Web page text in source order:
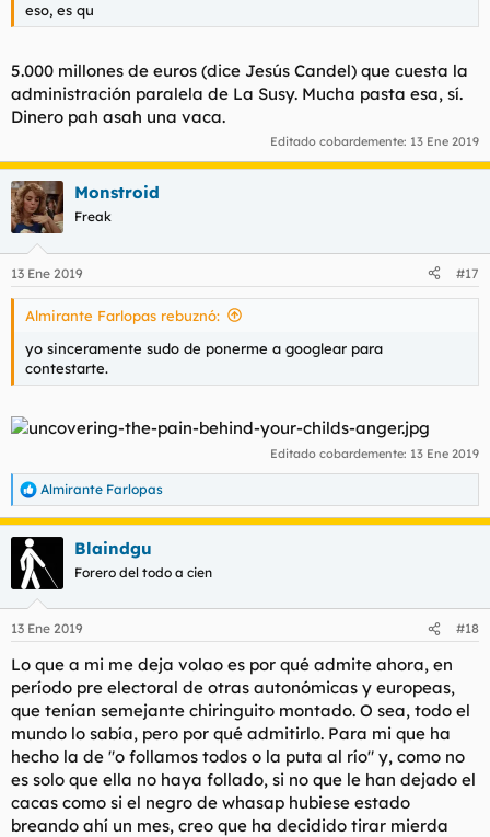
eso, es qu
5.000 millones de euros (dice Jesús Candel) que cuesta la
administración paralela de La Susy. Mucha pasta esa, sí.
Dinero pah asah una vaca.
Editado cobardemente: 13 Ene 2019
Monstroid
Freak
13 Ene 2019 #17
Almirante Farlopas rebuznó:
yo sinceramente sudo de ponerme a googlear para
contestarte.
Editado cobardemente: 13 Ene 2019
R
e
a
c
c
i
e
:
Almirante Farlopas
Blaindgu
Forero del todo a cien
13 Ene 2019 #18
Lo que a mi me deja volao es por qué admite ahora, en
período pre electoral de otras autonómicas y europeas,
que tenían semejante chiringuito montado. O sea, todo el
mundo lo sabía, pero por qué admitirlo. Para mi que ha
hecho la de "o follamos todos o la puta al río" y, como no
es solo que ella no haya follado, si no que le han dejado el
cacas como si el negro de whasap hubiese estado
breando ahí un mes, creo que ha decidido tirar mierda